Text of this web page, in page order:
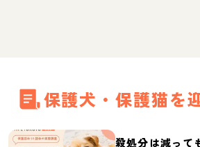
保護犬・保護猫を
殺処分は減って